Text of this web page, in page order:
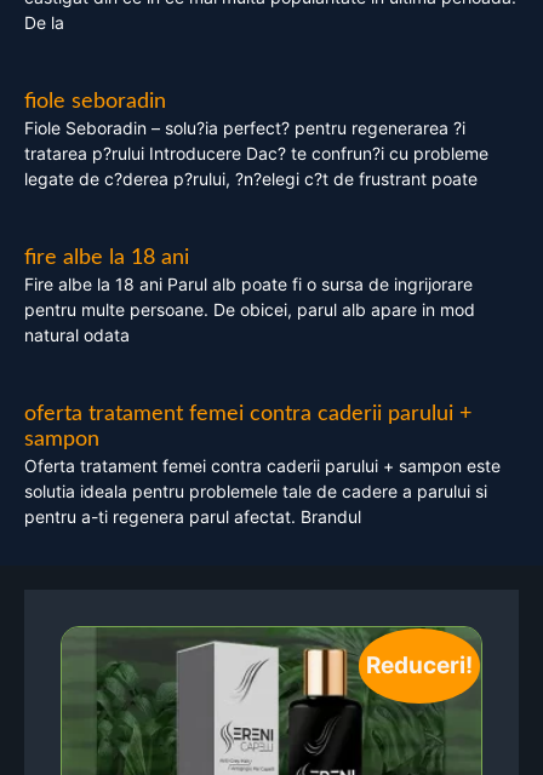
De la
fiole seboradin
Fiole Seboradin – solu?ia perfect? pentru regenerarea ?i
tratarea p?rului Introducere Dac? te confrun?i cu probleme
legate de c?derea p?rului, ?n?elegi c?t de frustrant poate
fire albe la 18 ani
Fire albe la 18 ani Parul alb poate fi o sursa de ingrijorare
pentru multe persoane. De obicei, parul alb apare in mod
natural odata
oferta tratament femei contra caderii parului +
sampon
Oferta tratament femei contra caderii parului + sampon este
solutia ideala pentru problemele tale de cadere a parului si
pentru a-ti regenera parul afectat. Brandul
Reduceri!